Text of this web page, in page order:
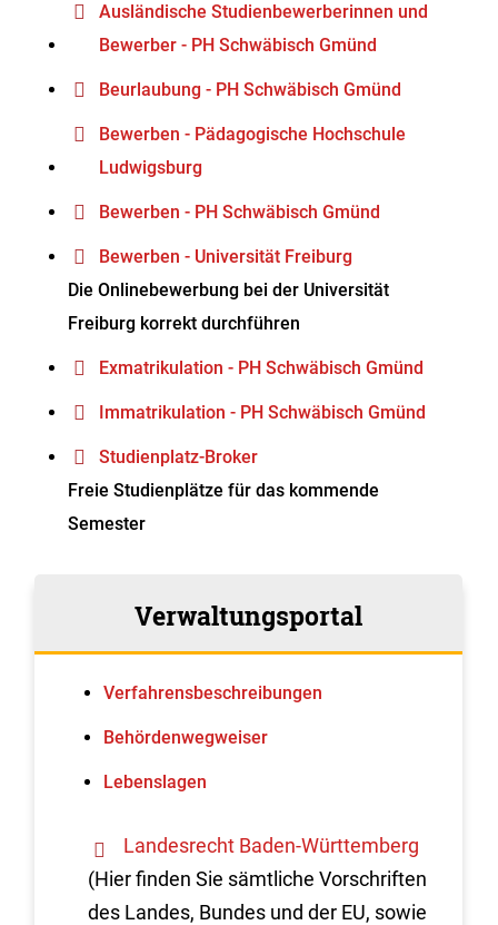
Ausländische Studienbewerberinnen und
Bewerber - PH Schwäbisch Gmünd
Beurlaubung - PH Schwäbisch Gmünd
Bewerben - Pädagogische Hochschule
Ludwigsburg
Bewerben - PH Schwäbisch Gmünd
Bewerben - Universität Freiburg
Die Onlinebewerbung bei der Universität
Freiburg korrekt durchführen
Exmatrikulation - PH Schwäbisch Gmünd
Immatrikulation - PH Schwäbisch Gmünd
Studienplatz-Broker
Freie Studienplätze für das kommende
Semester
Verwaltungsportal
Verfahrens­beschreibungen
Behördenwegweiser
Lebenslagen
Landesrecht Baden-Württemberg
(Hier finden Sie sämtliche Vorschriften
des Landes, Bundes und der EU, sowie